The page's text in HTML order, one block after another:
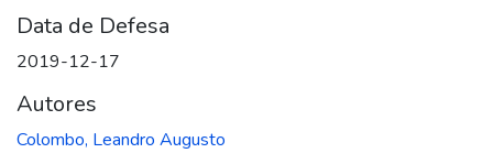
Data de Defesa
2019-12-17
Autores
Colombo, Leandro Augusto